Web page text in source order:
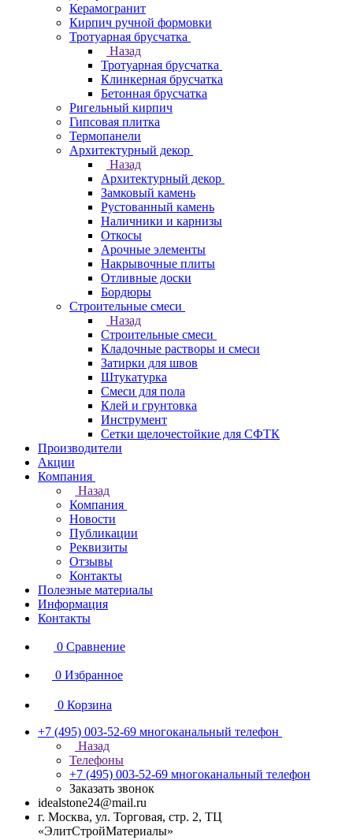
Керамогранит
Кирпич ручной формовки
Тротуарная брусчатка
Назад
Тротуарная брусчатка
Клинкерная брусчатка
Бетонная брусчатка
Ригельный кирпич
Гипсовая плитка
Термопанели
Архитектурный декор
Назад
Архитектурный декор
Замковый камень
Рустованный камень
Наличники и карнизы
Откосы
Арочные элементы
Накрывочные плиты
Отливные доски
Бордюры
Строительные смеси
Назад
Строительные смеси
Кладочные растворы и смеси
Затирки для швов
Штукатурка
Смеси для пола
Клей и грунтовка
Инструмент
Сетки щелочестойкие для СФТК
Производители
Акции
Компания
Назад
Компания
Новости
Публикации
Реквизиты
Отзывы
Контакты
Полезные материалы
Информация
Контакты
0 Сравнение
0 Избранное
0 Корзина
+7 (495) 003-52-69 многоканальный телефон
Назад
Телефоны
+7 (495) 003-52-69 многоканальный телефон
Заказать звонок
idealstone24@mail.ru
г. Москва, ул. Торговая, стр. 2, ТЦ
«ЭлитСтройМатериалы»